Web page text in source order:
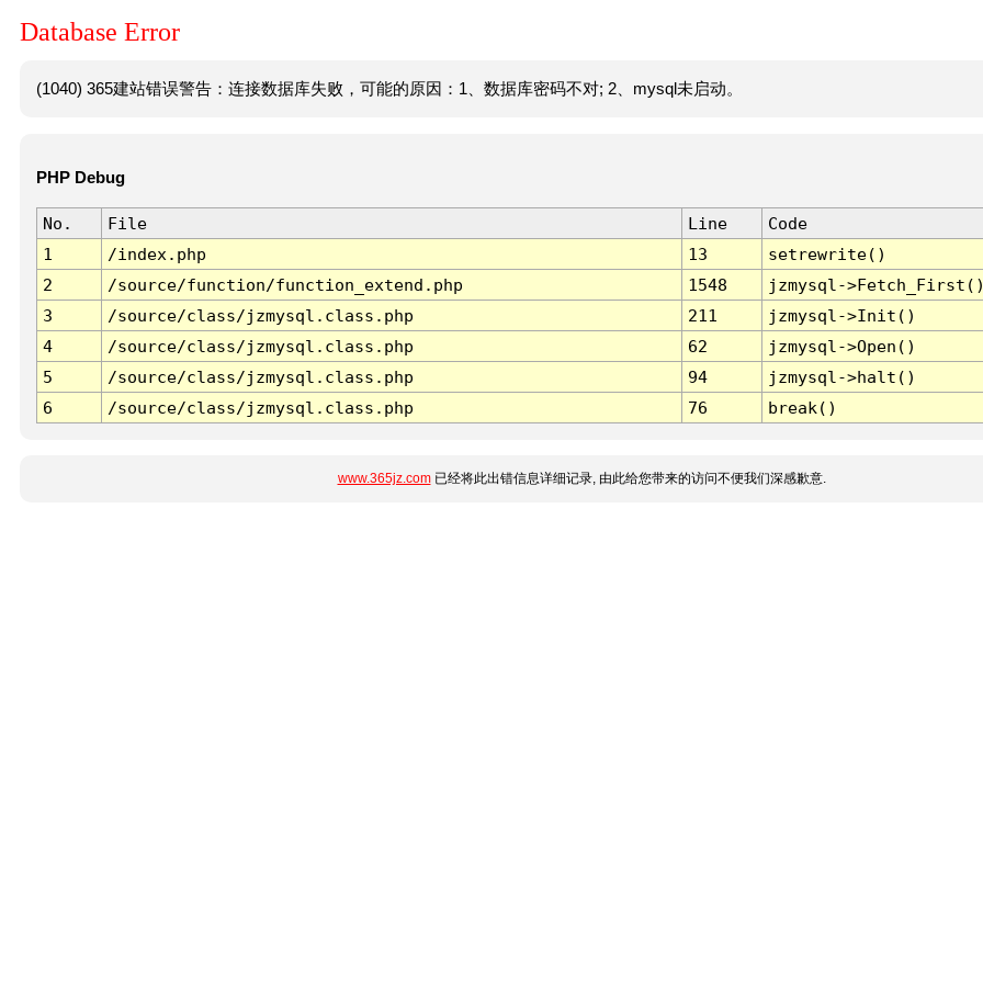
Database Error
(1040) 365建站错误警告：连接数据库失败，可能的原因：1、数据库密码不对; 2、mysql未启动。
PHP Debug
No. File Line
Code
1
/index.php 13
setrewrite()
2
/source/function/function_extend.php 1548
jzmysql-
3
/source/class/jzmysql.class.php 211
jzmysql->Init()
4
/source/class/jzmysql.class.php 62
jzmysql->Open()
5
/source/class/jzmysql.class.php 94
jzmysql->halt()
6
/source/class/jzmysql.class.php 76 break()
www.365jz.com已经将此出错信息详细记录, 由此给您带来的访问不便我们深感歉意.